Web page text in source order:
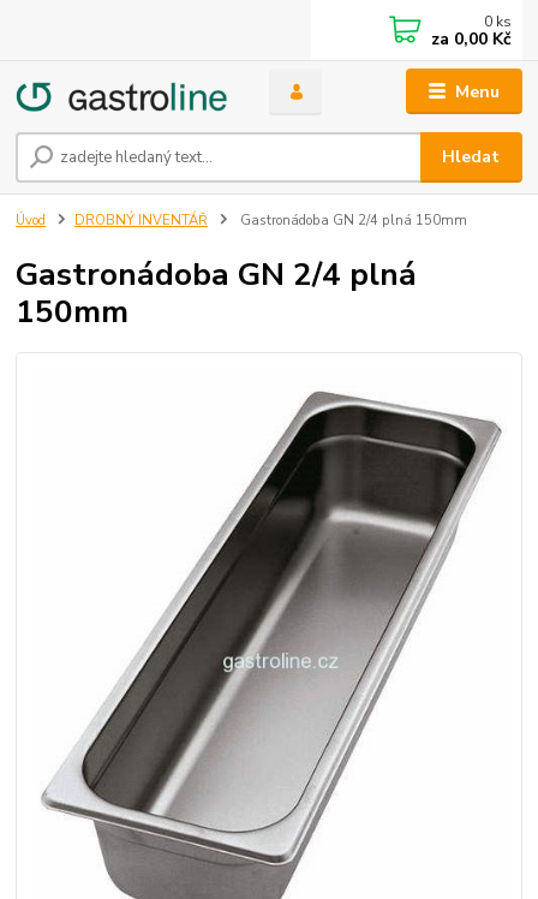
Menu
Hledat
0 ks
za 0,00 Kč
Úvod DROBNÝ INVENTÁŘ Gastronádoba GN 2/4 plná 150mm
Gastronádoba GN 2/4 plná
150mm